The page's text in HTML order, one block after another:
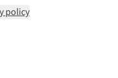
policy